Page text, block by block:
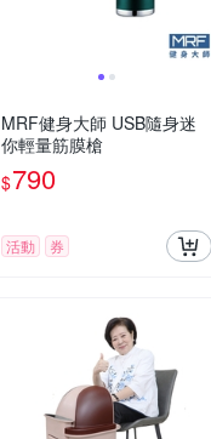
MRF健身大師 USB隨身迷
你輕量筋膜槍
$790
活動 券